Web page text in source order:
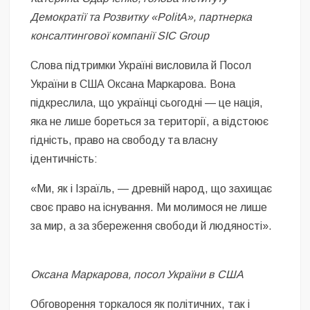
Демократії та Розвитку «PolitA», партнерка
консалтингової компанії SIC Group
Слова підтримки Україні висловила й Посол
України в США Оксана Маркарова. Вона
підкреслила, що українці сьогодні — це нація,
яка не лише бореться за території, а відстоює
гідність, право на свободу та власну
ідентичність:
«Ми, як і Ізраїль, — древній народ, що захищає
своє право на існування. Ми молимося не лише
за мир, а за збереження свободи й людяності».
Оксана Маркарова, посол України в США
Обговорення торкалося як політичних, так і